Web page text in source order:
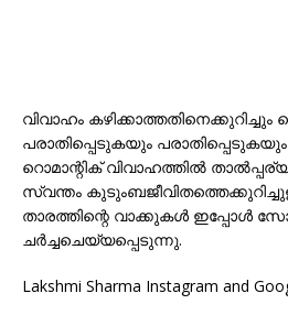
വിവാഹം
പരാതിപ്പെടുകയും
റൊമാന്റിക് വിവാഹത്തിൽ
സ്വന്തം
താരത്തിന്റെ വാക്കുകൾ ഇപ്പോൾ
ചർച്ചചെയ്യപ്പെടുന്നു.
Lakshmi Sharma Instagram and